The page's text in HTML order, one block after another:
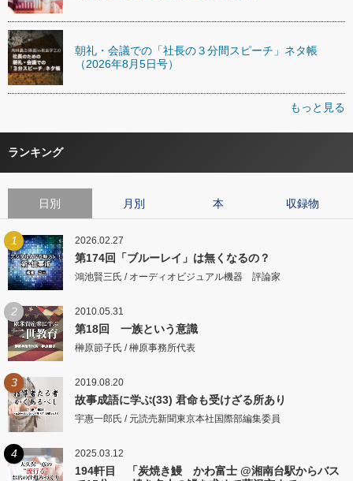
朝礼・会議での「社長の３分間スピーチ」ネタ帳
（2026年8月5日号）
もっと見る
ランキング
日別 月別 本 収録物
1 2026.02.27
第174回「ブルーレイ」は無くなるの？
鴻池賢三氏 / オーディオビジュアル機器 評論家
2 2010.05.31
第18回 一族という意識
榊原節子氏 / 榊原事務所代表
3 2019.08.20
故事成語に学ぶ(33) 君命も受けざる所あり
宇惠一郎氏 / 元読売新聞東京本社国際部編集委員
4 2025.03.12
194軒目 「炭焼き鰻 かわ富士 @湘南台駅からバス